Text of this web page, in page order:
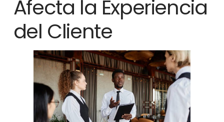
Afecta la Experiencia
del Cliente